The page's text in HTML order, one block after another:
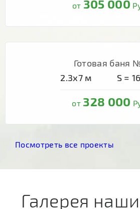
от 305 000
Готовая баня
2.3х7м S =
от 328 000
Посмотреть все проекты
Галерея